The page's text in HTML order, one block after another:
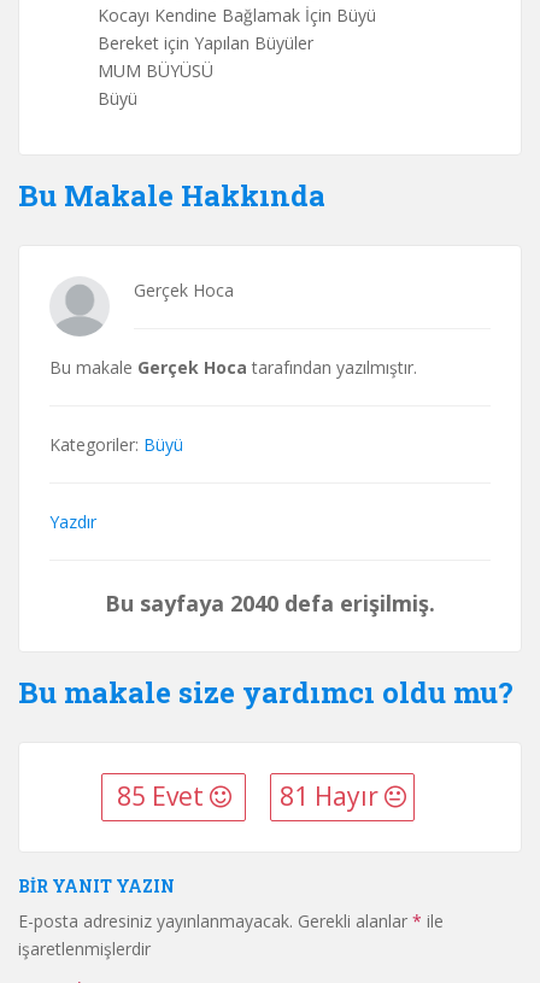
Kocayı Kendine Bağlamak İçin Büyü
Bereket için Yapılan Büyüler
MUM BÜYÜSÜ
Büyü
Bu Makale Hakkında
Gerçek Hoca
Bu makale Gerçek Hoca tarafından yazılmıştır.
Kategoriler: Büyü
Yazdır
Bu sayfaya 2040 defa erişilmiş.
Bu makale size yardımcı oldu mu?
85 Evet 81 Hayır
BIR YANIT YAZIN
E-posta adresiniz yayınlanmayacak. Gerekli alanlar * ile
işaretlenmişlerdir